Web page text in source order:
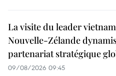
La visite du leader
Nouvelle-Zélande
partenariat stratégique
09/08/2026 09:45